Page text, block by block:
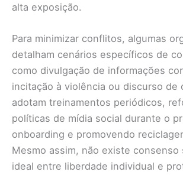
alta exposição.
Para minimizar conflitos, algumas
detalham cenários específicos de
como divulgação de informações
incitação à violência ou discurso de
adotam treinamentos periódicos,
políticas de mídia social durante o
onboarding e promovendo
Mesmo assim, não existe consenso
ideal entre liberdade individual e